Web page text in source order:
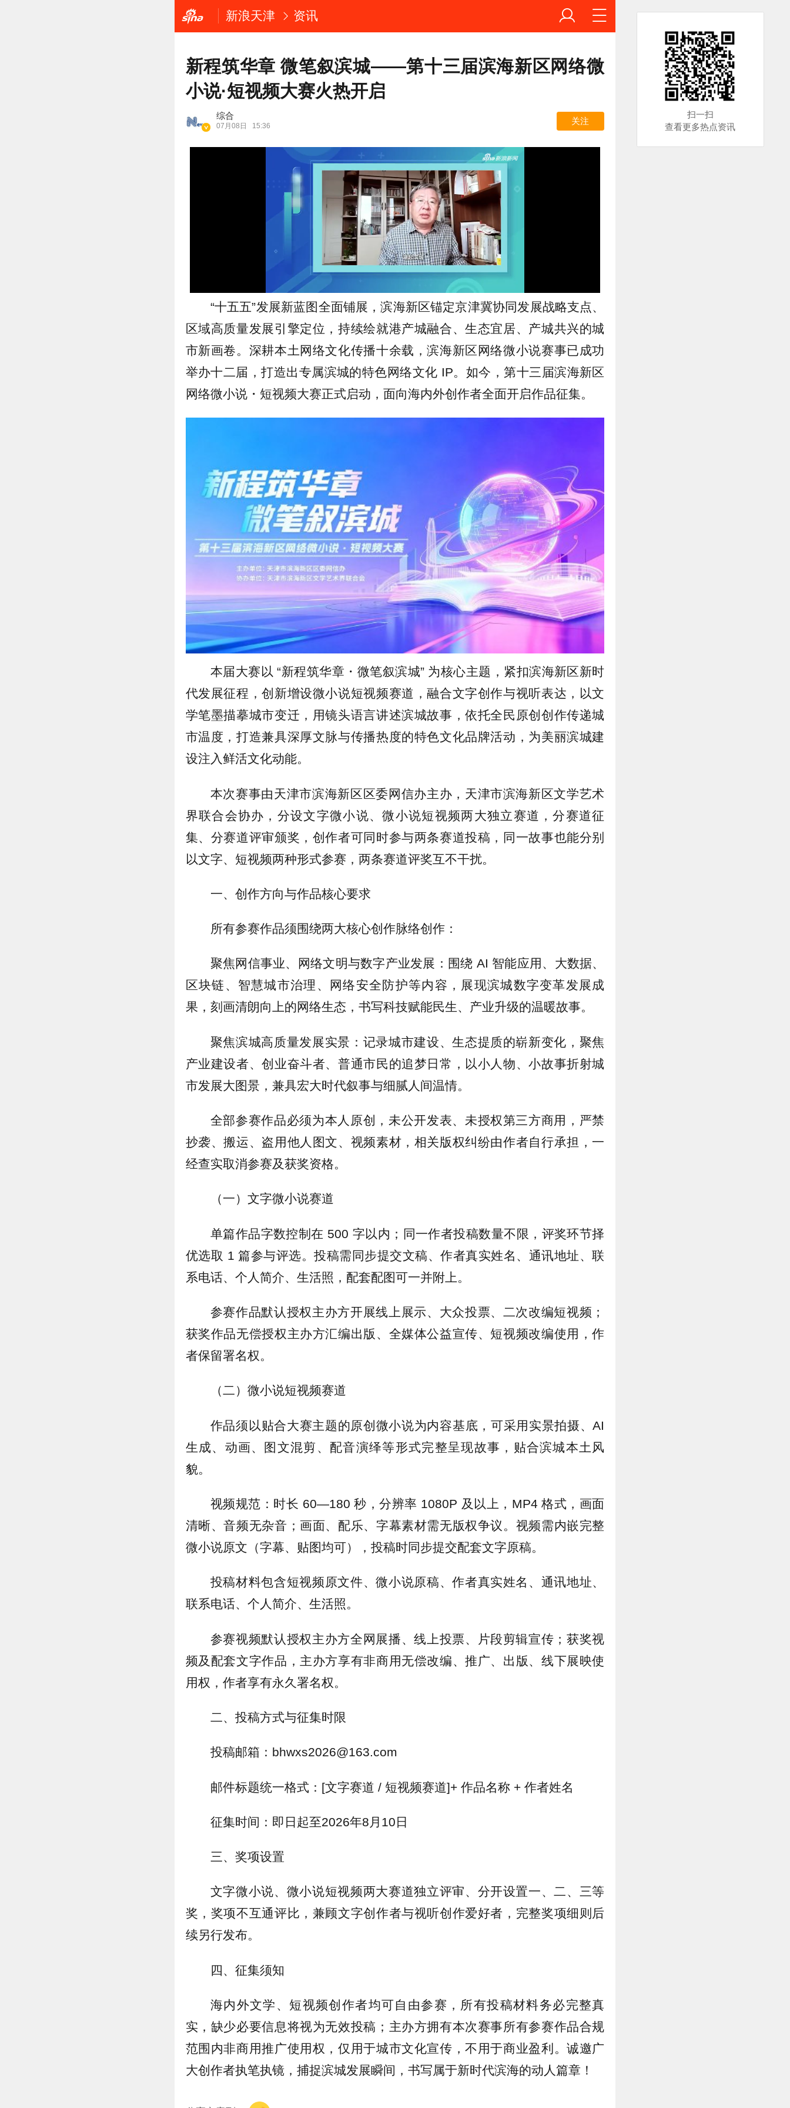
新浪天津 资讯
新程筑华章 微笔叙滨城——第十三届滨海新区网络微
小说·短视频大赛火热开启
综合
07月08日 15:36
关注
Loaded:
78.67%
“十五五”发展新蓝图全面铺展，滨海新区锚定京津冀协同发展战略支点、
区域高质量发展引擎定位，持续绘就港产城融合、生态宜居、产城共兴的城
市新画卷。深耕本土网络文化传播十余载，滨海新区网络微小说赛事已成功
举办十二届，打造出专属滨城的特色网络文化 IP。如今，第十三届滨海新区
网络微小说・短视频大赛正式启动，面向海内外创作者全面开启作品征集。
本届大赛以 “新程筑华章・微笔叙滨城” 为核心主题，紧扣滨海新区新时
代发展征程，创新增设微小说短视频赛道，融合文字创作与视听表达，以文
学笔墨描摹城市变迁，用镜头语言讲述滨城故事，依托全民原创创作传递城
市温度，打造兼具深厚文脉与传播热度的特色文化品牌活动，为美丽滨城建
设注入鲜活文化动能。
本次赛事由天津市滨海新区区委网信办主办，天津市滨海新区文学艺术
界联合会协办，分设文字微小说、微小说短视频两大独立赛道，分赛道征
集、分赛道评审颁奖，创作者可同时参与两条赛道投稿，同一故事也能分别
以文字、短视频两种形式参赛，两条赛道评奖互不干扰。
一、创作方向与作品核心要求
所有参赛作品须围绕两大核心创作脉络创作：
聚焦网信事业、网络文明与数字产业发展：围绕 AI 智能应用、大数据、
区块链、智慧城市治理、网络安全防护等内容，展现滨城数字变革发展成
果，刻画清朗向上的网络生态，书写科技赋能民生、产业升级的温暖故事。
聚焦滨城高质量发展实景：记录城市建设、生态提质的崭新变化，聚焦
产业建设者、创业奋斗者、普通市民的追梦日常，以小人物、小故事折射城
市发展大图景，兼具宏大时代叙事与细腻人间温情。
全部参赛作品必须为本人原创，未公开发表、未授权第三方商用，严禁
抄袭、搬运、盗用他人图文、视频素材，相关版权纠纷由作者自行承担，一
经查实取消参赛及获奖资格。
（一）文字微小说赛道
单篇作品字数控制在 500 字以内；同一作者投稿数量不限，评奖环节择
优选取 1 篇参与评选。投稿需同步提交文稿、作者真实姓名、通讯地址、联
系电话、个人简介、生活照，配套配图可一并附上。
参赛作品默认授权主办方开展线上展示、大众投票、二次改编短视频；
获奖作品无偿授权主办方汇编出版、全媒体公益宣传、短视频改编使用，作
者保留署名权。
（二）微小说短视频赛道
作品须以贴合大赛主题的原创微小说为内容基底，可采用实景拍摄、AI
生成、动画、图文混剪、配音演绎等形式完整呈现故事，贴合滨城本土风
貌。
视频规范：时长 60—180 秒，分辨率 1080P 及以上，MP4 格式，画面
清晰、音频无杂音；画面、配乐、字幕素材需无版权争议。视频需内嵌完整
微小说原文（字幕、贴图均可），投稿时同步提交配套文字原稿。
投稿材料包含短视频原文件、微小说原稿、作者真实姓名、通讯地址、
联系电话、个人简介、生活照。
参赛视频默认授权主办方全网展播、线上投票、片段剪辑宣传；获奖视
频及配套文字作品，主办方享有非商用无偿改编、推广、出版、线下展映使
用权，作者享有永久署名权。
二、投稿方式与征集时限
投稿邮箱：bhwxs2026@163.com
邮件标题统一格式：[文字赛道 / 短视频赛道]+ 作品名称 + 作者姓名
征集时间：即日起至2026年8月10日
三、奖项设置
文字微小说、微小说短视频两大赛道独立评审、分开设置一、二、三等
奖，奖项不互通评比，兼顾文字创作者与视听创作爱好者，完整奖项细则后
续另行发布。
四、征集须知
海内外文学、短视频创作者均可自由参赛，所有投稿材料务必完整真
实，缺少必要信息将视为无效投稿；主办方拥有本次赛事所有参赛作品合规
范围内非商用推广使用权，仅用于城市文化宣传，不用于商业盈利。诚邀广
大创作者执笔执镜，捕捉滨城发展瞬间，书写属于新时代滨海的动人篇章！
扫一扫
查看更多热点资讯